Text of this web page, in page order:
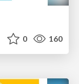
0 160